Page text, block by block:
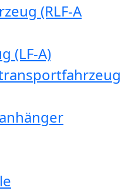
(RLF-A
(LF-A)